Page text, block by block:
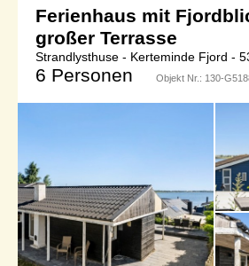
Ferienhaus mit
großer Terrasse
Strandlysthuse - Kerteminde Fjord -
6 Personen Objekt Nr.: 130-